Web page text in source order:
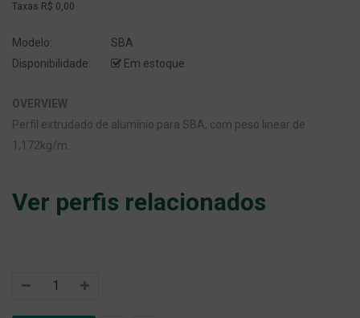
Taxas R$ 0,00
Modelo:
SBA
Disponibilidade:
Em estoque
OVERVIEW
Perfil extrudado de alumínio para SBA, com peso linear de
1,172kg/m.
Ver perfis relacionados